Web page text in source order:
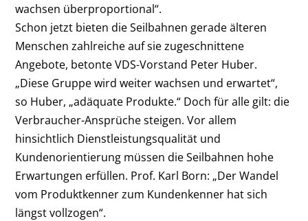
wachsen überproportional“.
Schon jetzt bieten die Seilbahnen gerade älteren
Menschen zahlreiche auf sie zugeschnittene
Angebote, betonte VDS-Vorstand Peter Huber.
„Diese Gruppe wird weiter wachsen und erwartet“,
so Huber, „adäquate Produkte.“ Doch für alle gilt: die
Verbraucher-Ansprüche steigen. Vor allem
hinsichtlich Dienstleistungsqualität und
Kundenorientierung müssen die Seilbahnen hohe
Erwartungen erfüllen. Prof. Karl Born: „Der Wandel
vom Produktkenner zum Kundenkenner hat sich
längst vollzogen“.